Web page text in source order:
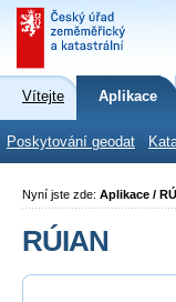
Vítejte Aplikace
Poskytování geodat
Nyní jste zde: Aplikace /
RÚIAN